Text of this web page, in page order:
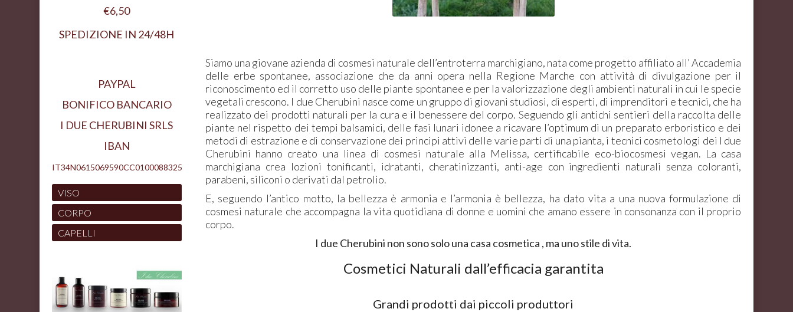
Siamo una giovane azienda di cosmesi naturale dell’entroterra marchigiano, nata come progetto affiliato all’ Accademia
delle erbe spontanee, associazione che da anni opera nella Regione Marche con attività di divulgazione per il
riconoscimento ed il corretto uso delle piante spontanee e per la valorizzazione degli ambienti naturali in cui le specie
vegetali crescono. I due Cherubini nasce come un gruppo di giovani studiosi, di esperti, di imprenditori e tecnici, che ha
realizzato dei prodotti naturali per la cura e il benessere del corpo. Seguendo gli antichi sentieri della raccolta delle
piante nel rispetto dei tempi balsamici, delle fasi lunari idonee a ricavare l’optimum di un preparato erboristico e dei
metodi di estrazione e di conservazione dei principi attivi delle varie parti di una pianta, i tecnici cosmetologi dei I due
Cherubini hanno creato una linea di cosmesi naturale alla Melissa, certificabile eco-biocosmesi vegan. La casa
marchigiana crea lozioni tonificanti, idratanti, cheratinizzanti, anti-age con ingredienti naturali senza coloranti,
parabeni, siliconi o derivati dal petrolio.
E, seguendo l’antico motto, la bellezza è armonia e l’armonia è bellezza, ha dato vita a una nuova formulazione di
cosmesi naturale che accompagna la vita quotidiana di donne e uomini che amano essere in consonanza con il proprio
corpo.
I due Cherubini non sono solo una casa cosmetica , ma uno stile di vita.
Cosmetici Naturali dall’efficacia garantita
Grandi prodotti dai piccoli produttori
€6,50
SPEDIZIONE IN 24/48H
PAYPAL
BONIFICO BANCARIO
I DUE CHERUBINI SRLS
IBAN
IT34N0615069590CC0100088325
VISO
CORPO
CAPELLI